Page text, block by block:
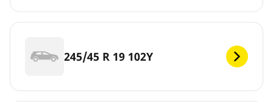
245/45 R 19 102Y